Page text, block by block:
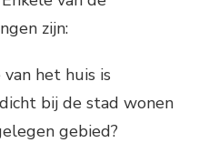
zijn:
het huis is
bij de stad wonen
gebied?